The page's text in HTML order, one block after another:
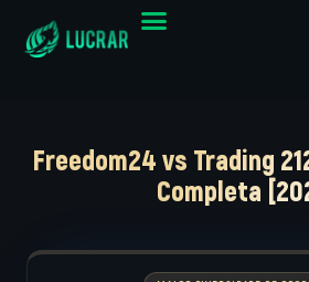
Freedom24 vs Trading
Completa